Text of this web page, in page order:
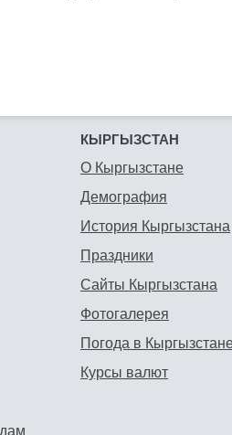
КЫРГЫЗСТАН
О Кыргызстане
Демография
История Кыргызстана
Праздники
Сайты Кыргызстана
Фотогалерея
Погода в
Курсы валют